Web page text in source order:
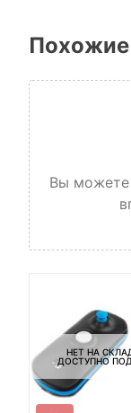
Похожие
Вы можете
НЕТ НА
ДОСТУПНО